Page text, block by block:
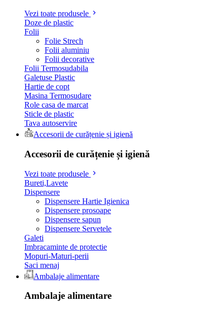
Vezi toate produsele
Doze de plastic
Folii
Folie Strech
Folii aluminiu
Folii decorative
Folii Termosudabila
Galetuse Plastic
Hartie de copt
Masina Termosudare
Role casa de marcat
Sticle de plastic
Tava autoservire
Accesorii de curățenie și igienă
Accesorii de curățenie și igienă
Vezi toate produsele
Bureti,Lavete
Dispensere
Dispensere Hartie Igienica
Dispensere prosoape
Dispensere sapun
Dispensere Servetele
Galeti
Imbracaminte de protectie
Mopuri-Maturi-perii
Saci menaj
Ambalaje alimentare
Ambalaje alimentare